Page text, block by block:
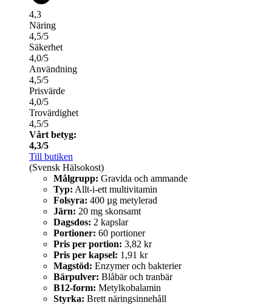
4,3
Näring
4,5/5
Säkerhet
4,0/5
Användning
4,5/5
Prisvärde
4,0/5
Trovärdighet
4,5/5
Vårt betyg:
4,3/5
Till butiken
(Svensk Hälsokost)
Målgrupp: Gravida och ammande
Typ: Allt-i-ett multivitamin
Folsyra: 400 µg metylerad
Järn: 20 mg skonsamt
Dagsdos: 2 kapslar
Portioner: 60 portioner
Pris per portion: 3,82 kr
Pris per kapsel: 1,91 kr
Magstöd: Enzymer och bakterier
Bärpulver: Blåbär och tranbär
B12-form: Metylkobalamin
Styrka: Brett näringsinnehåll